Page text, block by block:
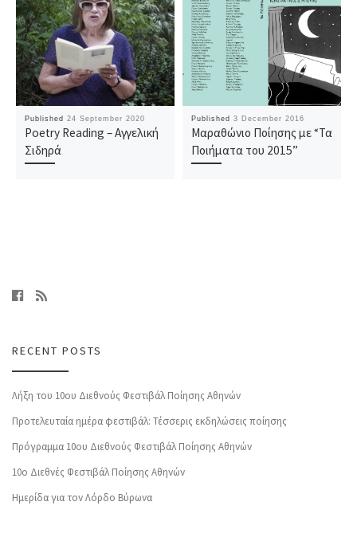
Published 24 September 2020
Poetry Reading – Αγγελική
Σιδηρά
Published 3 December 2016
Μαραθώνιο Ποίησης με “Τα
Ποιήματα του 2015”
RECENT POSTS
Λήξη του 10ου Διεθνούς Φεστιβάλ Ποίησης Αθηνών
Προτελευταία ημέρα φεστιβάλ: Τέσσερις εκδηλώσεις ποίησης
Πρόγραμμα 10ου Διεθνούς Φεστιβάλ Ποίησης Αθηνών
10o Διεθνές Φεστιβάλ Ποίησης Αθηνών
Ημερίδα για τον Λόρδο Βύρωνα